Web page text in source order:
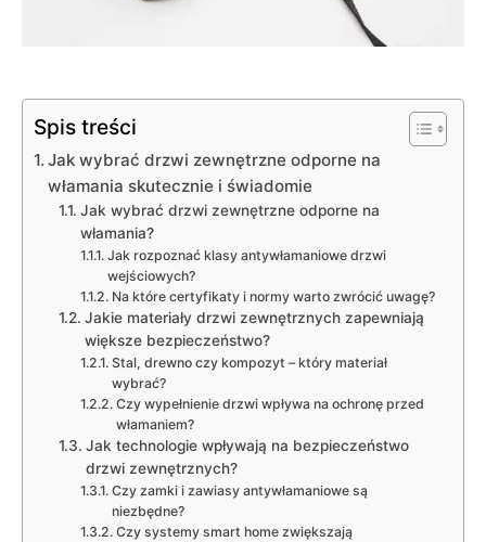
Spis treści
Jak wybrać drzwi zewnętrzne odporne na
włamania skutecznie i świadomie
Jak wybrać drzwi zewnętrzne odporne na
włamania?
Jak rozpoznać klasy antywłamaniowe drzwi
wejściowych?
Na które certyfikaty i normy warto zwrócić uwagę?
Jakie materiały drzwi zewnętrznych zapewniają
większe bezpieczeństwo?
Stal, drewno czy kompozyt – który materiał
wybrać?
Czy wypełnienie drzwi wpływa na ochronę przed
włamaniem?
Jak technologie wpływają na bezpieczeństwo
drzwi zewnętrznych?
Czy zamki i zawiasy antywłamaniowe są
niezbędne?
Czy systemy smart home zwiększają